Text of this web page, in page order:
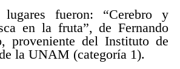
fueron: “Cerebro y
en la fruta”, de Fernando
proveniente del Instituto de
la UNAM (categoría 1).